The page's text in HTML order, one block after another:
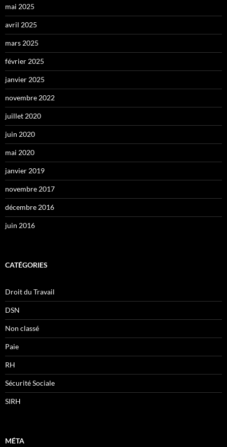
mai 2025
avril 2025
mars 2025
février 2025
janvier 2025
novembre 2022
juillet 2020
juin 2020
mai 2020
janvier 2019
novembre 2017
décembre 2016
juin 2016
CATÉGORIES
Droit du Travail
DSN
Non classé
Paie
RH
Sécurité Sociale
SIRH
MÉTA